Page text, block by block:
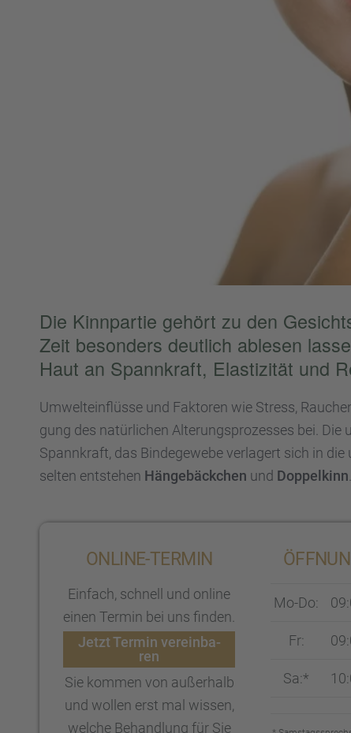
Die Kinnpar­tie gehört zu den
Zeit beson­ders deutlich ablesen
Haut an Spann­kraft, Elasti­zi­tät und
Umwelt­ein­flüsse und Fakto­ren wie Stress,
gung des natür­li­chen Alterungs­pro­zes­ses bei.
Spann­kraft, das Binde­ge­webe verla­gert sich in
selten entste­hen Hänge­bäck­chen und Doppel­kinn
ONLINE-TERMIN
Einfach, schnell und online
einen Termin bei uns finden.
Jetzt Termin verein­ba­
ren
Sie kommen von außer­halb
und wollen erst mal wissen,
welche Behand­lung für Sie
Mo-Do:
Fr:
Sa:*